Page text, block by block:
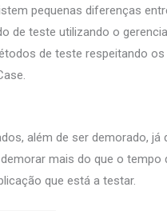
pequenas diferenças
de teste utilizando o
de teste respeitando
além de ser demorado, já
mais do que o tempo
que está a testar.